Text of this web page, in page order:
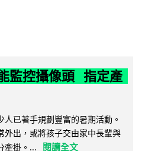
監控攝像頭 指定產
已著手規劃豐富的暑期活動。
外出，或將孩子交由家中長輩與
牽掛。...
閱讀全文